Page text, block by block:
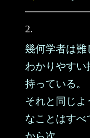
2.
幾何学者は難
わかりやすい
持っている。
それと同じ
なことはすべ